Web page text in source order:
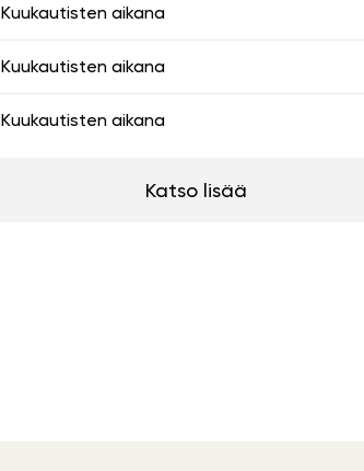
Kuukautisten aikana
Kuukautisten aikana
Kuukautisten aikana
Katso lisää